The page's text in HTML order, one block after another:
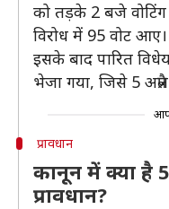
को तड़के 2 बजे
विरोध में 95 वोट आए।
इसके बाद पारित
भेजा गया, जिसे 5
प्रावधान
कानून में क्या है
प्रावधान?